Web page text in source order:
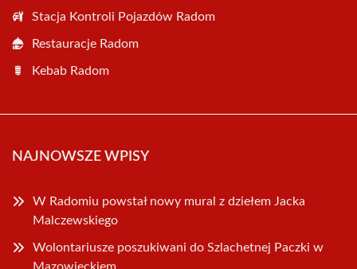
Stacja Kontroli Pojazdów Radom
Restauracje Radom
Kebab Radom
NAJNOWSZE WPISY
W Radomiu powstał nowy mural z dziełem Jacka
Malczewskiego
Wolontariusze poszukiwani do Szlachetnej Paczki w